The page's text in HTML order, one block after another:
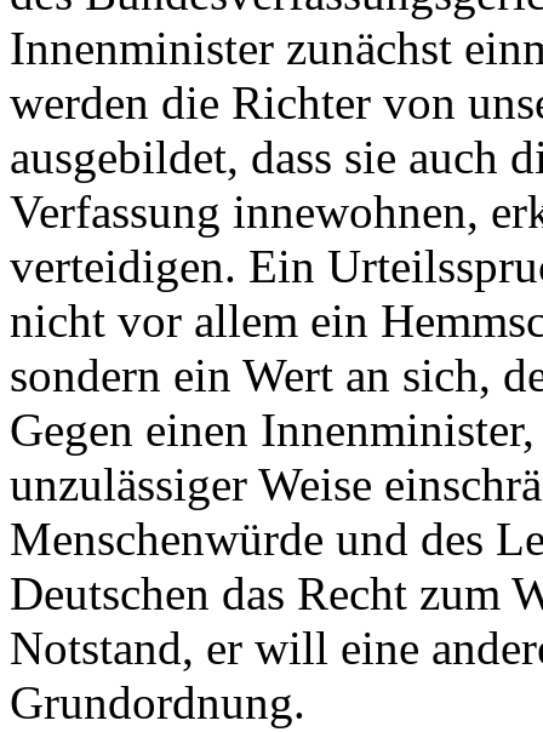
Innenminister zunächst
werden die Richter von
ausgebildet, dass sie auch
Verfassung innewohnen,
verteidigen. Ein
nicht vor allem ein
sondern ein Wert an sich,
Gegen einen
unzulässiger Weise
Menschenwürde und des
Deutschen das Recht zum
Notstand, er will eine
Grundordnung.